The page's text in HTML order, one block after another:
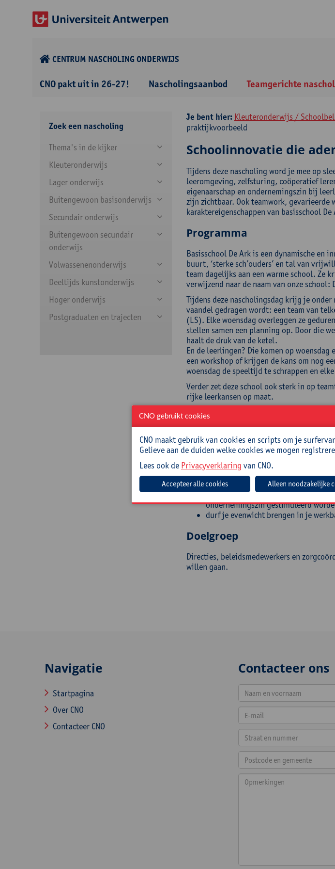
CENTRUM NASCHOLING ONDERWIJS
CNO pakt uit in 26-27! Nascholingsaanbod Teamgerichte
Zoek een nascholing
Thema's in de kijker
Kleuteronderwijs
Lager onderwijs
Buitengewoon basisonderwijs
Secundair onderwijs
Buitengewoon secundair
onderwijs
Volwassenenonderwijs
Deeltijds kunstonderwijs
Hoger onderwijs
Postgraduaten en trajecten
Je bent hier: Kleuteronderwijs /
praktijkvoorbeeld
Schoolinnovatie die
Tijdens deze nascholing word je mee op
leeromgeving, zelfsturing, coöperatief
eigenaarschap en ondernemingszin bij
zijn zichtbaar. Ook teamwork, gevarieerde
karaktereigenschappen van basisschool
Programma
Basisschool De Ark is een dynamische en
buurt, ‘sterke sch’ouders’ en tal van
team dagelijks aan een warme school. Ze
verwijzend naar de naam van onze school:
Tijdens deze nascholingsdag krijg je
vaandel gedragen wordt: een team van
(LS). Elke woensdag overleggen ze
stellen samen een planning op. Door die
haalt de druk van de ketel.
En de leerlingen? Die komen op
een workshop of krijgen de kans om nog
woensdag de speeltijd te schrappen en
Verder zet deze school ook sterk in op
rijke leerkansen op maat.
Doelstellingen
Na het volgen van de nascholing:
organiseer je je school op een
klasuren;
ben je geïnspireerd om kleine
beschik je over tools om van jouw
heb je inzicht in hoe je teamteaching
ondernemingszin gestimuleerd
durf je evenwicht brengen in je
Doelgroep
Directies, beleidsmedewerkers en
willen gaan.
Navigatie
Startpagina
Over CNO
Contacteer CNO
Contacteer ons
CNO gebruikt cookies
CNO maakt gebruik van cookies en scripts om je
Gelieve aan de duiden welke cookies we mogen
Lees ook de Privacyverklaring van CNO.